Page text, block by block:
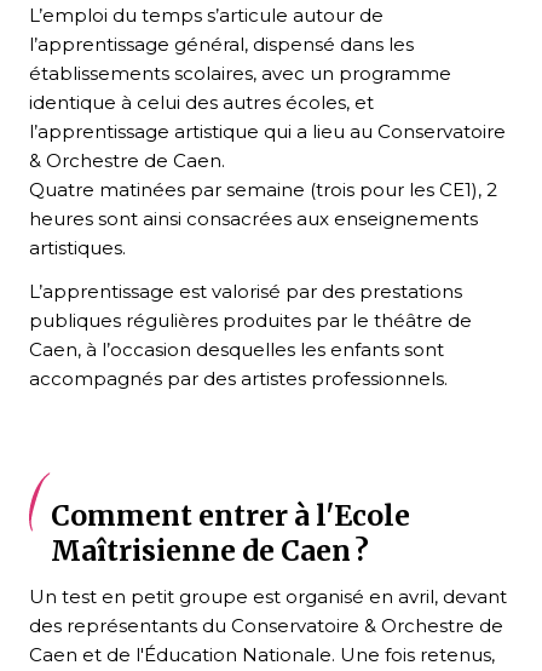
L’emploi du temps s’articule autour de
l’apprentissage général, dispensé dans les
établissements scolaires, avec un programme
identique à celui des autres écoles, et
l’apprentissage artistique qui a lieu au Conservatoire
& Orchestre de Caen.
Quatre matinées par semaine (trois pour les CE1), 2
heures sont ainsi consacrées aux enseignements
artistiques.
L’apprentissage est valorisé par des prestations
publiques régulières produites par le théâtre de
Caen, à l’occasion desquelles les enfants sont
accompagnés par des artistes professionnels.
Comment entrer à l'Ecole
Maîtrisienne de Caen ?
Un test en petit groupe est organisé en avril, devant
des représentants du Conservatoire & Orchestre de
Caen et de l'Éducation Nationale. Une fois retenus,